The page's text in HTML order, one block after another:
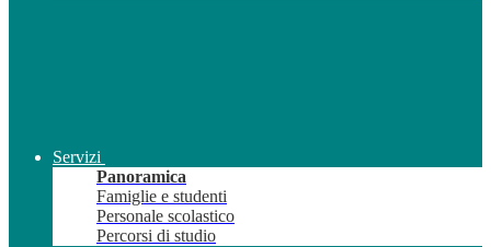
Servizi
Panoramica
Famiglie e studenti
Personale scolastico
Percorsi di studio